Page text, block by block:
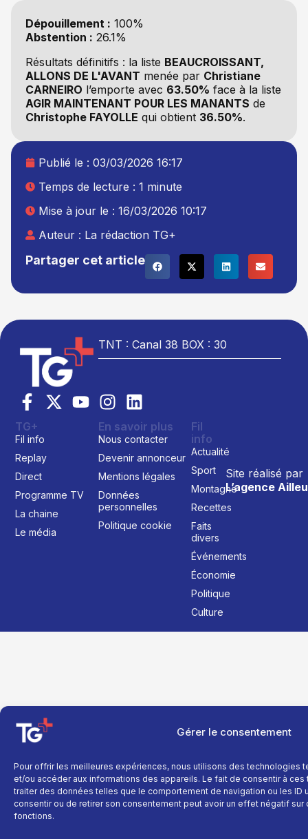
Gérer le consentement
Pour offrir les meilleures expériences, nous utilisons des technologies
et/ou accéder aux informations des appareils. Le fait de consentir à
traiter des données telles que le comportement de navigation ou les ID
consentir ou de retirer son consentement peut avoir un effet négatif
fonctions.
Dépouillement : 100%
Abstention : 26.1%
Résultats définitifs : la liste BEAUCROISSANT,
ALLONS DE L'AVANT menée par Christiane
CARNEIRO l’emporte avec 63.50% face à la liste
AGIR MAINTENANT POUR LES MANANTS de
Christophe FAYOLLE qui obtient 36.50%.
Partager cet article
Publié le : 03/03/2026 16:17
Temps de lecture : 1 minute
Mise à jour le : 16/03/2026 10:17
Auteur : La rédaction TG+
TNT : Canal 38 BOX : 30
Site réalisé par
L’agence
TG+
Fil info
Replay
Direct
Programme TV
La chaine
Le média
En savoir plus
Nous contacter
Devenir annonceur
Mentions légales
Données
personnelles
Politique cookie
Fil
info
Actualité
Sport
Montagne
Recettes
Faits
divers
Événements
Économie
Politique
Culture